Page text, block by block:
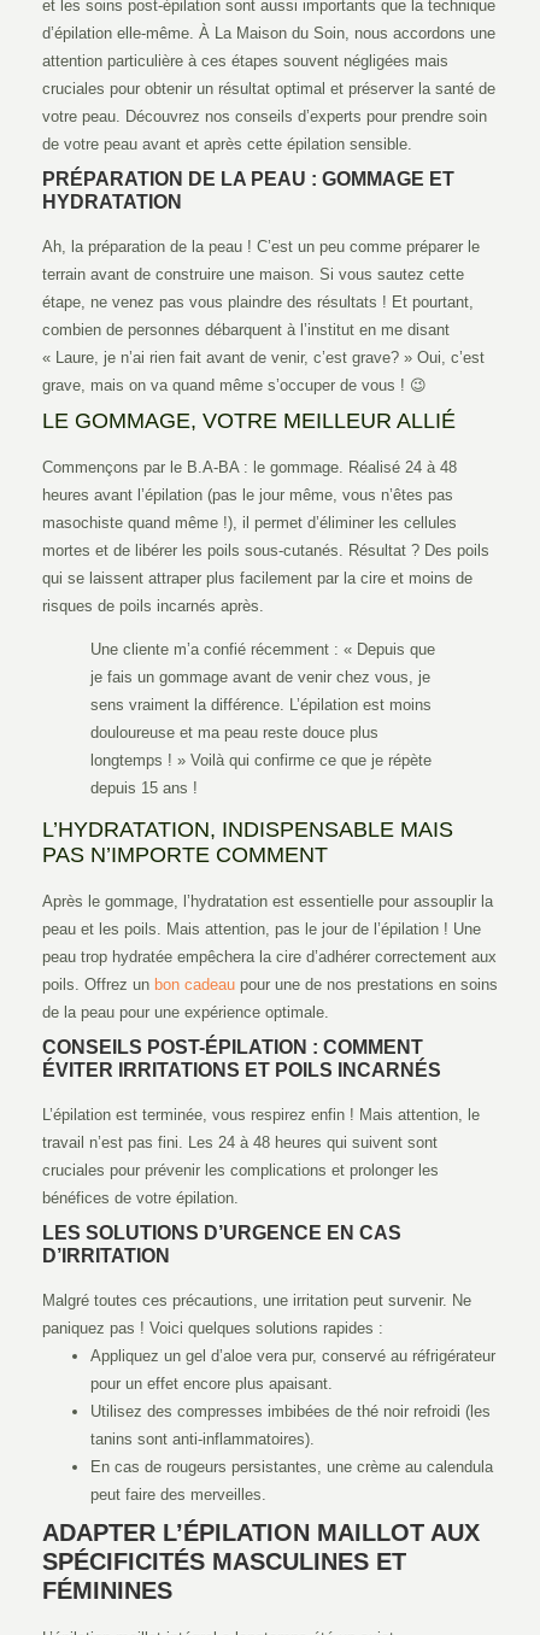
et les soins post-épilation sont aussi importants que la technique
d’épilation elle-même. À La Maison du Soin, nous accordons une
attention particulière à ces étapes souvent négligées mais
cruciales pour obtenir un résultat optimal et préserver la santé de
votre peau. Découvrez nos conseils d’experts pour prendre soin
de votre peau avant et après cette épilation sensible.
PRÉPARATION DE LA PEAU : GOMMAGE ET
HYDRATATION
Ah, la préparation de la peau ! C’est un peu comme préparer le
terrain avant de construire une maison. Si vous sautez cette
étape, ne venez pas vous plaindre des résultats ! Et pourtant,
combien de personnes débarquent à l’institut en me disant
« Laure, je n’ai rien fait avant de venir, c’est grave? » Oui, c’est
grave, mais on va quand même s’occuper de vous ! 😉
LE GOMMAGE, VOTRE MEILLEUR ALLIÉ
Commençons par le B.A-BA : le gommage. Réalisé 24 à 48
heures avant l’épilation (pas le jour même, vous n’êtes pas
masochiste quand même !), il permet d’éliminer les cellules
mortes et de libérer les poils sous-cutanés. Résultat ? Des poils
qui se laissent attraper plus facilement par la cire et moins de
risques de poils incarnés après.
Une cliente m’a confié récemment : « Depuis que
je fais un gommage avant de venir chez vous, je
sens vraiment la différence. L’épilation est moins
douloureuse et ma peau reste douce plus
longtemps ! » Voilà qui confirme ce que je répète
depuis 15 ans !
L’HYDRATATION, INDISPENSABLE MAIS
PAS N’IMPORTE COMMENT
Après le gommage, l’hydratation est essentielle pour assouplir la
peau et les poils. Mais attention, pas le jour de l’épilation ! Une
peau trop hydratée empêchera la cire d’adhérer correctement aux
poils. Offrez un bon cadeau pour une de nos prestations en soins
de la peau pour une expérience optimale.
CONSEILS POST-ÉPILATION : COMMENT
ÉVITER IRRITATIONS ET POILS INCARNÉS
L’épilation est terminée, vous respirez enfin ! Mais attention, le
travail n’est pas fini. Les 24 à 48 heures qui suivent sont
cruciales pour prévenir les complications et prolonger les
bénéfices de votre épilation.
LES SOLUTIONS D’URGENCE EN CAS
D’IRRITATION
Malgré toutes ces précautions, une irritation peut survenir. Ne
paniquez pas ! Voici quelques solutions rapides :
Appliquez un gel d’aloe vera pur, conservé au réfrigérateur
pour un effet encore plus apaisant.
Utilisez des compresses imbibées de thé noir refroidi (les
tanins sont anti-inflammatoires).
En cas de rougeurs persistantes, une crème au calendula
peut faire des merveilles.
ADAPTER L’ÉPILATION MAILLOT AUX
SPÉCIFICITÉS MASCULINES ET
FÉMININES